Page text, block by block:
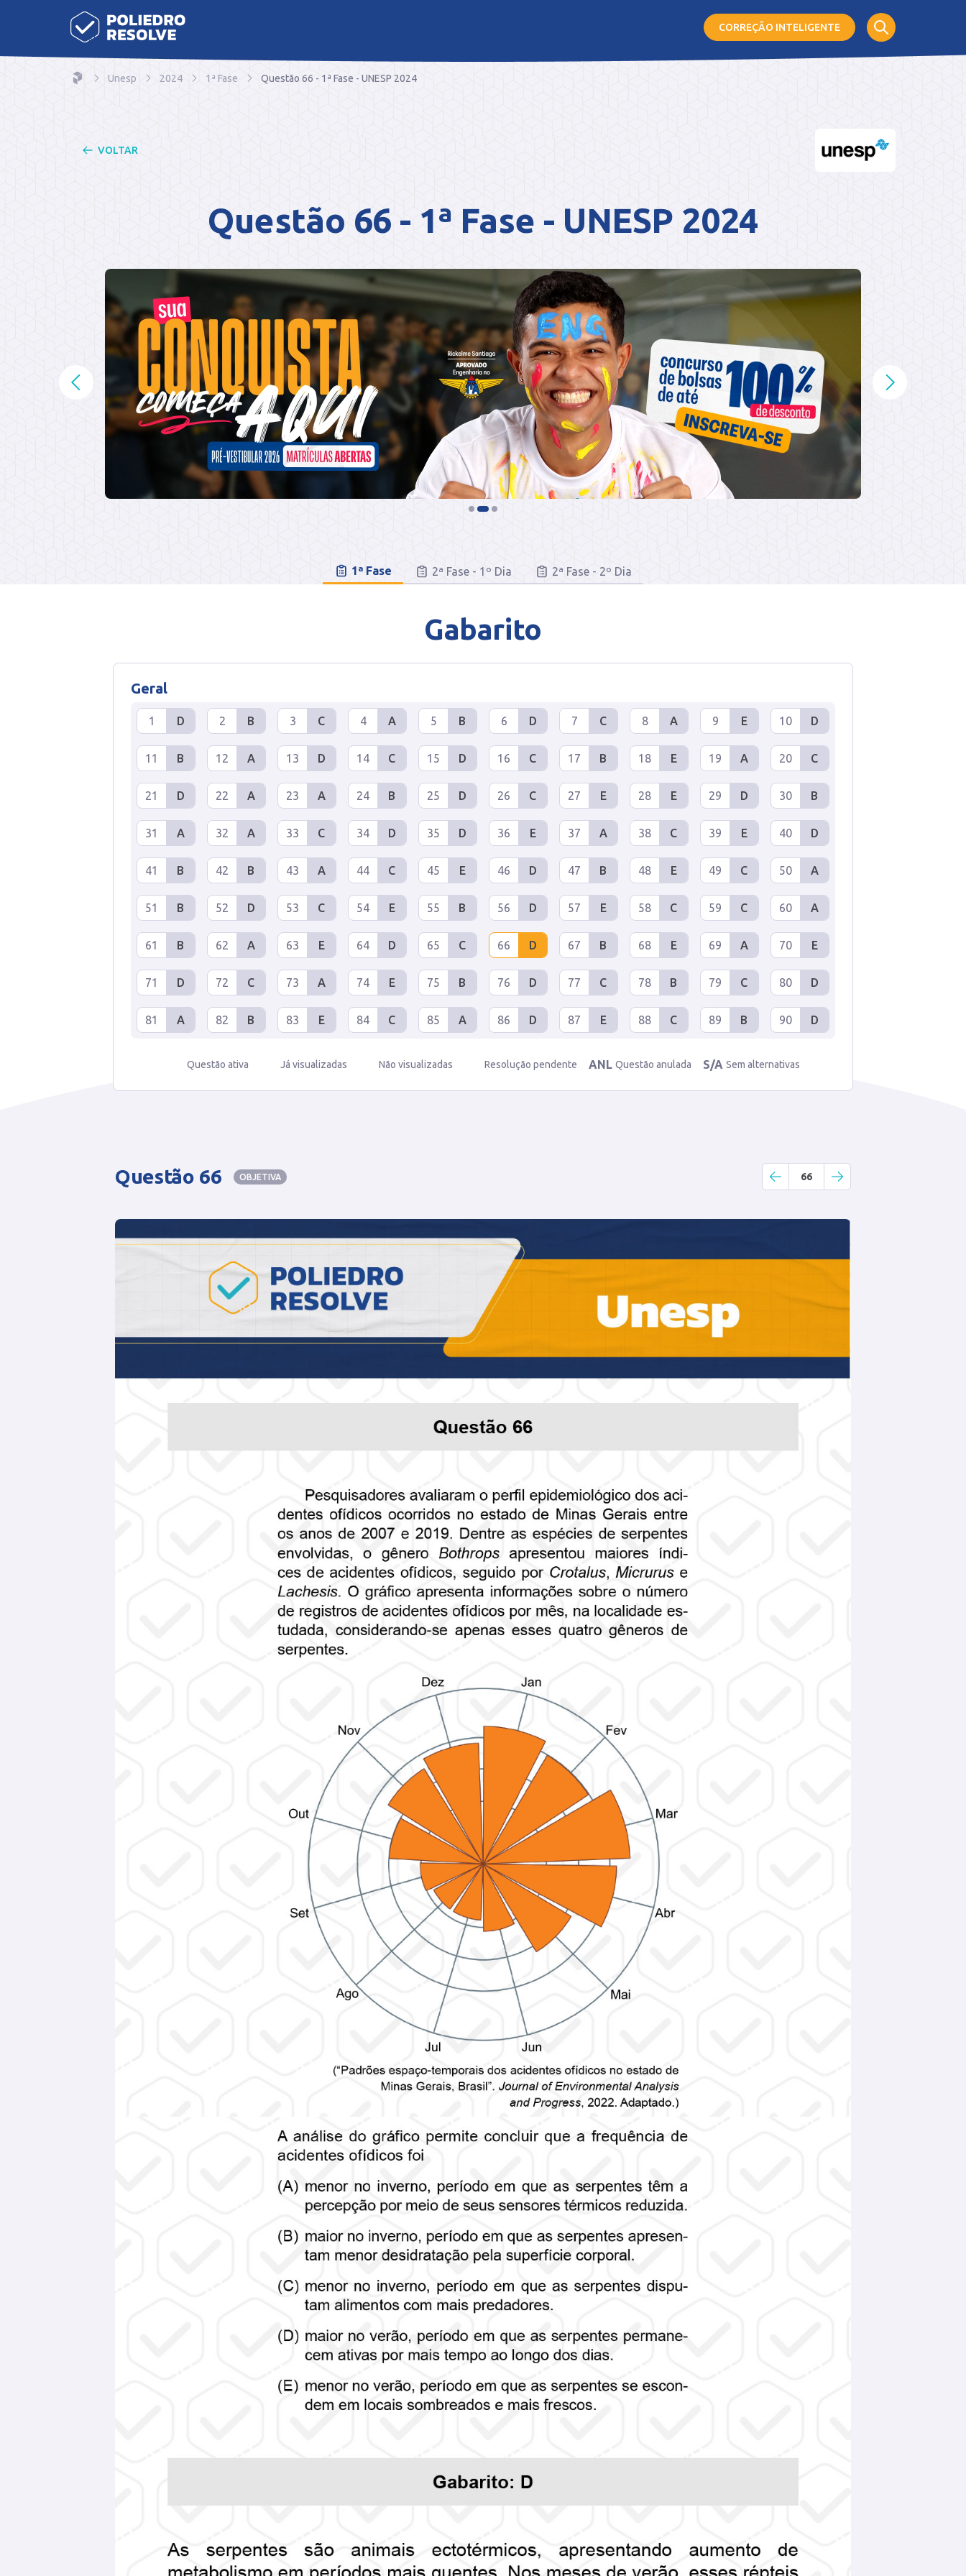
CORREÇÃO INTELIGENTE
Unesp 2024 1ª Fase Questão 66 - 1ª Fase - UNESP 2024
VOLTAR
Questão 66 - 1ª Fase - UNESP 2024
1ª Fase 2ª Fase - 1º Dia 2ª Fase - 2º Dia
Gabarito
Geral
1 D 2 B 3 C 4 A 5 B 6 D 7 C 8 A 9 E 10 D
11 B 12 A 13 D 14 C 15 D 16 C 17 B 18 E 19 A 20 C
21 D 22 A 23 A 24 B 25 D 26 C 27 E 28 E 29 D 30 B
31 A 32 A 33 C 34 D 35 D 36 E 37 A 38 C 39 E 40 D
41 B 42 B 43 A 44 C 45 E 46 D 47 B 48 E 49 C 50 A
51 B 52 D 53 C 54 E 55 B 56 D 57 E 58 C 59 C 60 A
61 B 62 A 63 E 64 D 65 C 66 D 67 B 68 E 69 A 70 E
71 D 72 C 73 A 74 E 75 B 76 D 77 C 78 B 79 C 80 D
81 A 82 B 83 E 84 C 85 A 86 D 87 E 88 C 89 B 90 D
Questão ativa Já visualizadas Não visualizadas Resolução pendente ANL Questão anulada S/A Sem alternativas
Questão 66 OBJETIVA 66